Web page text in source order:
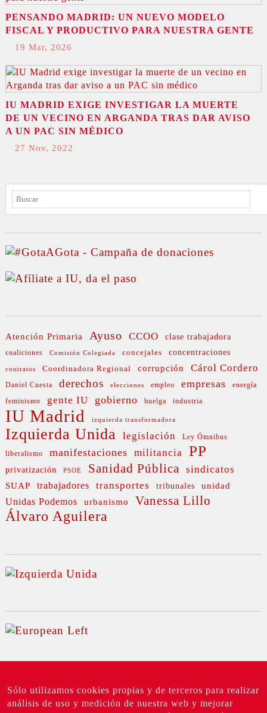
PENSANDO MADRID: UN NUEVO MODELO
FISCAL Y PRODUCTIVO PARA NUESTRA GENTE
19 Mar, 2026
IU MADRID EXIGE INVESTIGAR LA MUERTE
DE UN VECINO EN ARGANDA TRAS DAR AVISO
A UN PAC SIN MÉDICO
27 Nov, 2022
BUSCAR
Atención Primaria Ayuso CCOO clase trabajadora
coaliciones Comisión Colegiada concejales concentraciones
contratos Coordinadora Regional corrupción Cárol Cordero
Daniel Cuesta derechos elecciones empleo empresas energía
feminismo gente IU gobierno huelga industria
IU Madrid izquierda transformadora
Izquierda Unida legislación Ley Ómnibus
liberalismo manifestaciones militancia PP
privatización PSOE Sanidad Pública sindicatos
SUAP trabajadores transportes tribunales unidad
Unidas Podemos urbanismo Vanessa Lillo
Álvaro Aguilera
Sólo utilizamos cookies propias y de terceros para realizar
análisis de uso y medición de nuestra web y mejorar